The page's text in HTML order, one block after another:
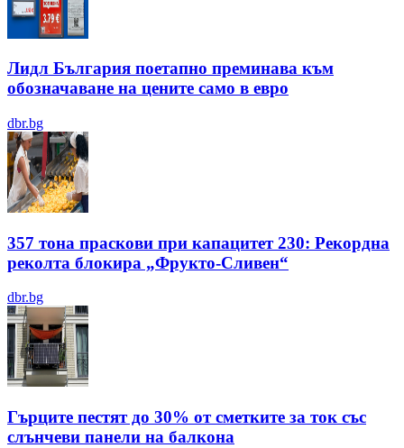
Лидл България поетапно преминава към
обозначаване на цените само в евро
dbr.bg
357 тона праскови при капацитет 230: Рекордна
реколта блокира „Фрукто-Сливен“
dbr.bg
Гърците пестят до 30% от сметките за ток със
слънчеви панели на балкона